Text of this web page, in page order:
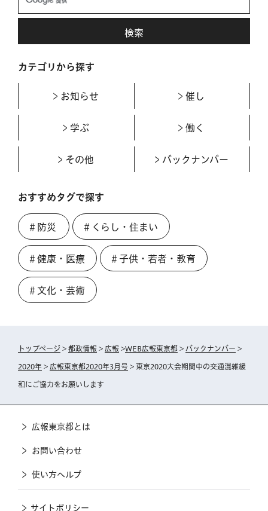
カテゴリから探す
お知らせ 催し
学ぶ 働く
その他 バックナンバー
おすすめタグで探す
＃防災 ＃くらし・住まい
＃健康・医療 ＃子供・若者・教育
＃文化・芸術
トップページ > 都政情報 > 広報 >WEB広報東京都 > バックナンバー >
2020年 > 広報東京都2020年3月号 > 東京2020大会期間中の交通混雑緩
和にご協力をお願いします
広報東京都とは
お問い合わせ
使い方ヘルプ
サイトポリシー